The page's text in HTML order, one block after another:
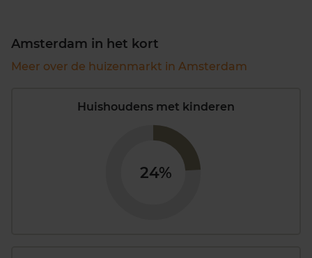
Amsterdam in het kort
Meer over de huizenmarkt in Amsterdam
Huishoudens met kinderen
24%